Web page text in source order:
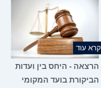
קרא עוד
הרצאה - היחס בין ועדות
הביקורת בועד המקומי